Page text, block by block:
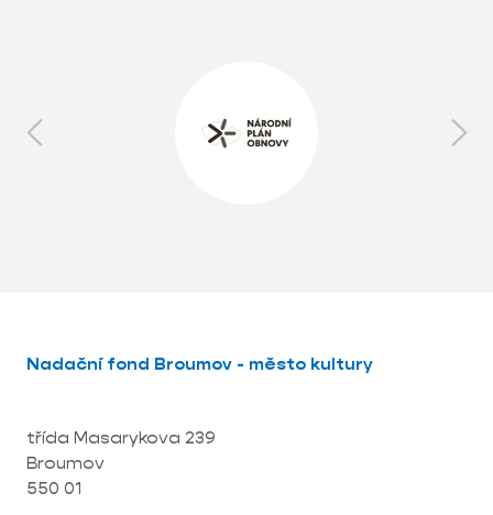
Nadační fond Broumov - město kultury
třída Masarykova 239
Broumov
550 01